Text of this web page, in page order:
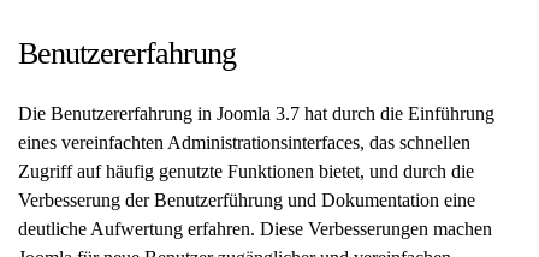
Benutzererfahrung
Die Benutzererfahrung in Joomla 3.7 hat durch die Einführung
eines vereinfachten Administrationsinterfaces, das schnellen
Zugriff auf häufig genutzte Funktionen bietet, und durch die
Verbesserung der Benutzerführung und Dokumentation eine
deutliche Aufwertung erfahren. Diese Verbesserungen machen